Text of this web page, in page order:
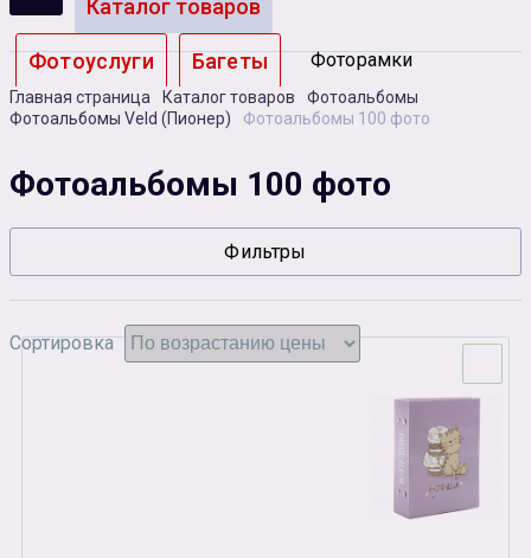
Каталог товаров
Фотоуслуги Багеты Фоторамки
Альбомы
Чернила Карты памяти
Сувенирная продукция Зарядные устройства
Аксессуары
Главная страница Каталог товаров
Фотоальбомы
Фотоальбомы Veld (Пионер)
Фотоальбомы 100 фото
Фотоальбомы 100 фото
Фильтры
Сортировка